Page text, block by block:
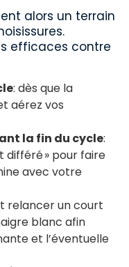
alors un terrain
efficaces contre
: dès que la
aérez vos
la fin du cycle:
différé » pour faire
avec votre
relancer un court
blanc afin
et l’éventuelle